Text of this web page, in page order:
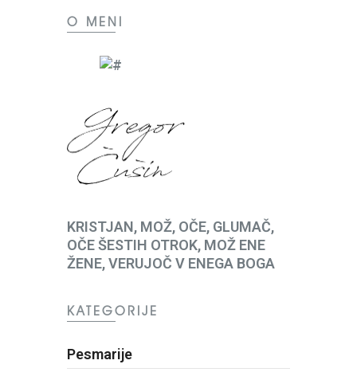
O MENI
KRISTJAN, MOŽ, OČE, GLUMAČ,
OČE ŠESTIH OTROK, MOŽ ENE
ŽENE, VERUJOČ V ENEGA BOGA
KATEGORIJE
Pesmarije